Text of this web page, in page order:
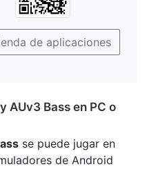
de aplicaciones
AUv3 Bass en PC o
se puede jugar en
de Android